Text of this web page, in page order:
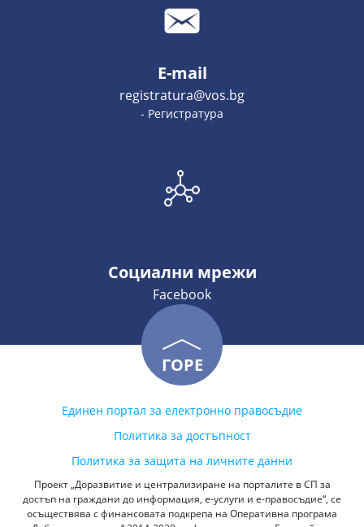
E-mail
registratura@vos.bg
- Регистратура
Социални мрежи
Facebook
ГОРЕ
Единен портал за електронно правосъдие
Политика за достъпност
Политика за защита на личните данни
Проект „Доразвитие и централизиране на порталите в СП за
достъп на граждани до информация, е-услуги и е-правосъдие“, се
осъществява с финансовата подкрепа на Оперативна програма